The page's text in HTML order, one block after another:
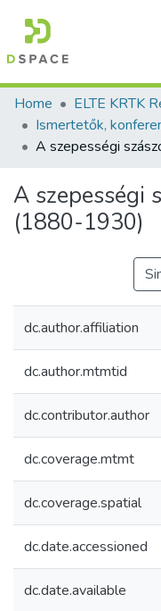
Home
A szepességi
(1880-1930)
dc.author.affiliation
dc.author.mtmtid
dc.contributor.author
dc.coverage.mtmt
dc.coverage.spatial
dc.date.accessioned
dc.date.available